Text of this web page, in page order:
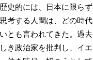
史的には、日本に限らず
考する人間は、どの時代
とも言われてきた。過去
き政治家を批判し、イエ